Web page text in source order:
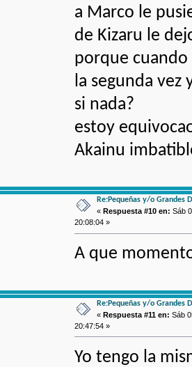
a Marco le
de Kizaru le
porque cuando
la segunda vez
si nada?
estoy
Akainu
Re:Pequeñas y/o Grandes
« Respuesta #10 en: Sáb
20:08:04 »
A que
Re:Pequeñas y/o Grandes
«Respuesta #11 en: Sáb
20:47:54 »
Yo tengo la